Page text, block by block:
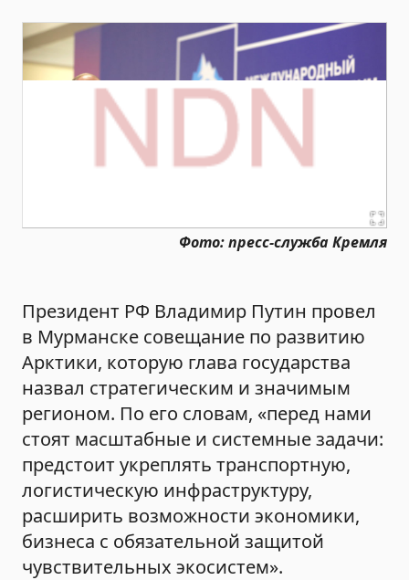
Фото: пресс-служба Кремля
Президент РФ Владимир Путин провел
в Мурманске совещание по развитию
Арктики, которую глава государства
назвал стратегическим и значимым
регионом. По его словам, «перед нами
стоят масштабные и системные задачи:
предстоит укреплять транспортную,
логистическую инфраструктуру,
расширить возможности экономики,
бизнеса с обязательной защитой
чувствительных экосистем».